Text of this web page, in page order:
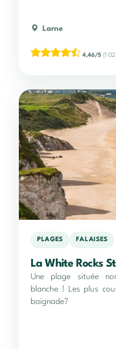
Larne
4,46/5 (1
PLAGES FALAISES
La White Rocks
Une plage située
blanche ! Les plus
baignade?